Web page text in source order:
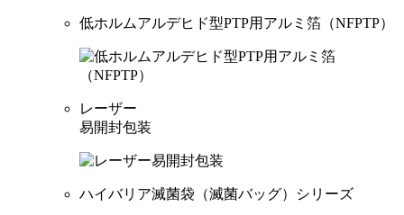
低ホルムアルデヒド型PTP用アルミ箔（NFPTP）
レーザー
易開封包装
ハイバリア滅菌袋（滅菌バッグ）シリーズ